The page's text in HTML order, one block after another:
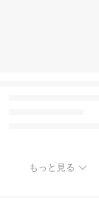
もっと見る